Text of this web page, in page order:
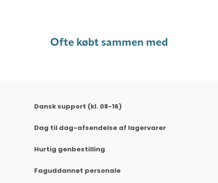
Ofte købt sammen med
Dansk support (kl. 08-16)
Dag til dag-afsendelse af lagervarer
Hurtig genbestilling
Faguddannet personale